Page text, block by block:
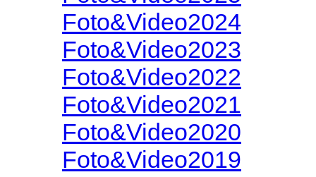
Foto&Video2024
Foto&Video2023
Foto&Video2022
Foto&Video2021
Foto&Video2020
Foto&Video2019